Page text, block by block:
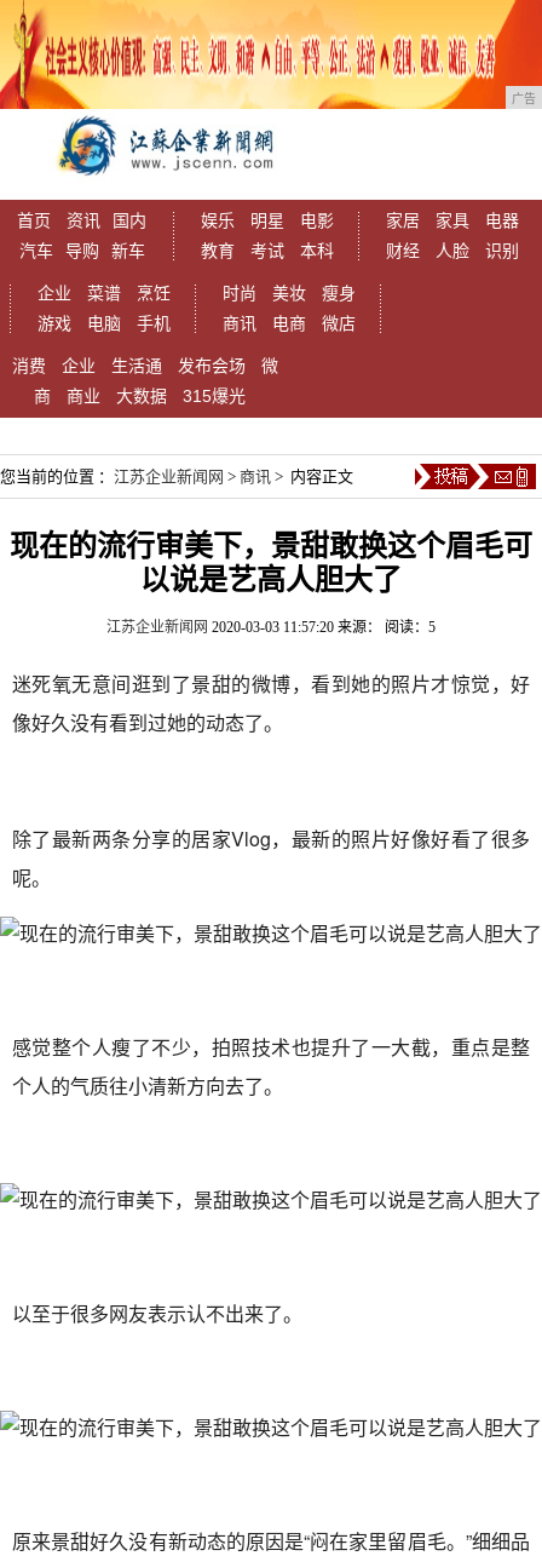
广告
首页 资讯
国内
汽车
导购 新车
娱乐 明星
电影
教育
考试 本科
家居 家具
电器
财经
人脸 识别
企业 菜谱
烹饪
游戏
电脑 手机
时尚 美妆
瘦身
商讯
电商 微店
消费 企业 生活通 发布会场
微
商
商业 大数据 315爆光
您当前的位置 ： 江苏企业新闻网 > 商讯 > 内容正文
现在的流行审美下，景甜敢换这个眉毛可
以说是艺高人胆大了
江苏企业新闻网 2020-03-03 11:57:20 来源： 阅读：5
迷死氧无意间逛到了景甜的微博，看到她的照片才惊觉，好
像好久没有看到过她的动态了。
除了最新两条分享的居家Vlog，最新的照片好像好看了很多
呢。
感觉整个人瘦了不少，拍照技术也提升了一大截，重点是整
个人的气质往小清新方向去了。
以至于很多网友表示认不出来了。
原来景甜好久没有新动态的原因是“闷在家里留眉毛。”细细品